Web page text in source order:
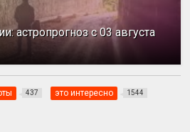
астропрогноз с 03 августа
437 это интересно 1544